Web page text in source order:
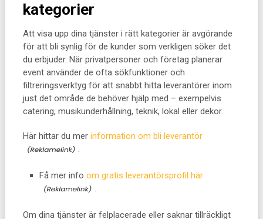
kategorier
Att visa upp dina tjänster i rätt kategorier är avgörande
för att bli synlig för de kunder som verkligen söker det
du erbjuder. När privatpersoner och företag planerar
event använder de ofta sökfunktioner och
filtreringsverktyg för att snabbt hitta leverantörer inom
just det område de behöver hjälp med – exempelvis
catering, musikunderhållning, teknik, lokal eller dekor.
Här hittar du mer information om bli leverantör
.
Få mer infoom gratis leverantörsprofil här
Om dina tjänster är felplacerade eller saknar tillräckligt